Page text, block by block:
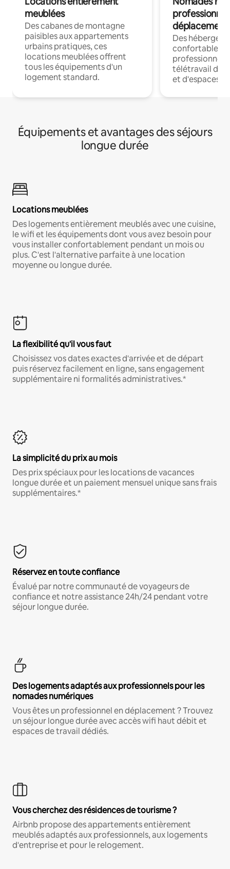
meublées
Des cabanes de montagne
paisibles aux appartements
urbains pratiques, ces
locations meublées offrent
tous les équipements d'un
logement standard.
déplacement
Des
confortables
professionnels
télétravail
et d'espaces
Équipements et avantages des séjours
longue durée
Locations meublées
Des logements entièrement meublés avec une cuisine,
le wifi et les équipements dont vous avez besoin pour
vous installer confortablement pendant un mois ou
plus. C'est l'alternative parfaite à une location
moyenne ou longue durée.
La flexibilité qu'il vous faut
Choisissez vos dates exactes d'arrivée et de départ
puis réservez facilement en ligne, sans engagement
supplémentaire ni formalités administratives.*
La simplicité du prix au mois
Des prix spéciaux pour les locations de vacances
longue durée et un paiement mensuel unique sans frais
supplémentaires.*
Réservez en toute confiance
Évalué par notre communauté de voyageurs de
confiance et notre assistance 24h/24 pendant votre
séjour longue durée.
Des logements adaptés aux professionnels pour les
nomades numériques
Vous êtes un professionnel en déplacement ? Trouvez
un séjour longue durée avec accès wifi haut débit et
espaces de travail dédiés.
Vous cherchez des résidences de tourisme ?
Airbnb propose des appartements entièrement
meublés adaptés aux professionnels, aux logements
d'entreprise et pour le relogement.